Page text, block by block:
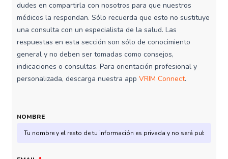
dudes en compartirla con nosotros para que nuestros
médicos la respondan. Sólo recuerda que esto no sustituye
una consulta con un especialista de la salud. Las
respuestas en esta sección son sólo de conocimiento
general y no deben ser tomadas como consejos,
indicaciones o consultas. Para orientación profesional y
personalizada, descarga nuestra app VRIM Connect.
NOMBRE